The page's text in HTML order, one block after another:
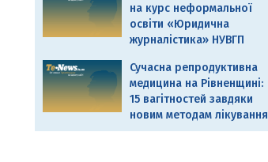
на курс неформальної
освіти «Юридична
журналістика» НУВГП
Сучасна репродуктивна
медицина на Рівненщині:
15 вагітностей завдяки
новим методам лікування